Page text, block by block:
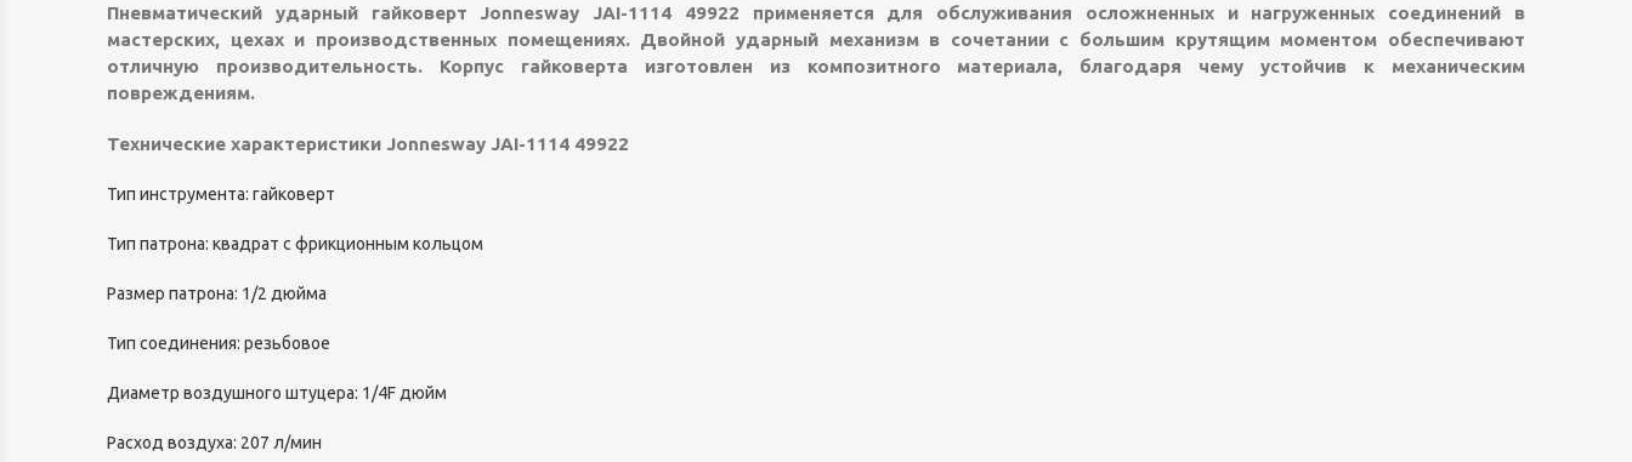
Пневматический ударный гайковерт Jonnesway JAI-1114 49922 применяется для обслуживания осложненных и нагруженных соединений в
мастерских, цехах и производственных помещениях. Двойной ударный механизм в сочетании с большим крутящим моментом обеспечивают
отличную производительность. Корпус гайковерта изготовлен из композитного материала, благодаря чему устойчив к механическим
повреждениям.
Технические характеристики Jonnesway JAI-1114 49922
Тип инструмента: гайковерт
Тип патрона: квадрат с фрикционным кольцом
Размер патрона: 1/2 дюйма
Тип соединения: резьбовое
Диаметр воздушного штуцера: 1/4F дюйм
Расход воздуха: 207 л/мин